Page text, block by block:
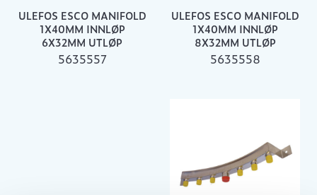
ULEFOS ESCO MANIFOLD
1X40MM INNLØP
6X32MM UTLØP
5635557
ULEFOS ESCO MANIFOLD
1X40MM INNLØP
8X32MM UTLØP
5635558